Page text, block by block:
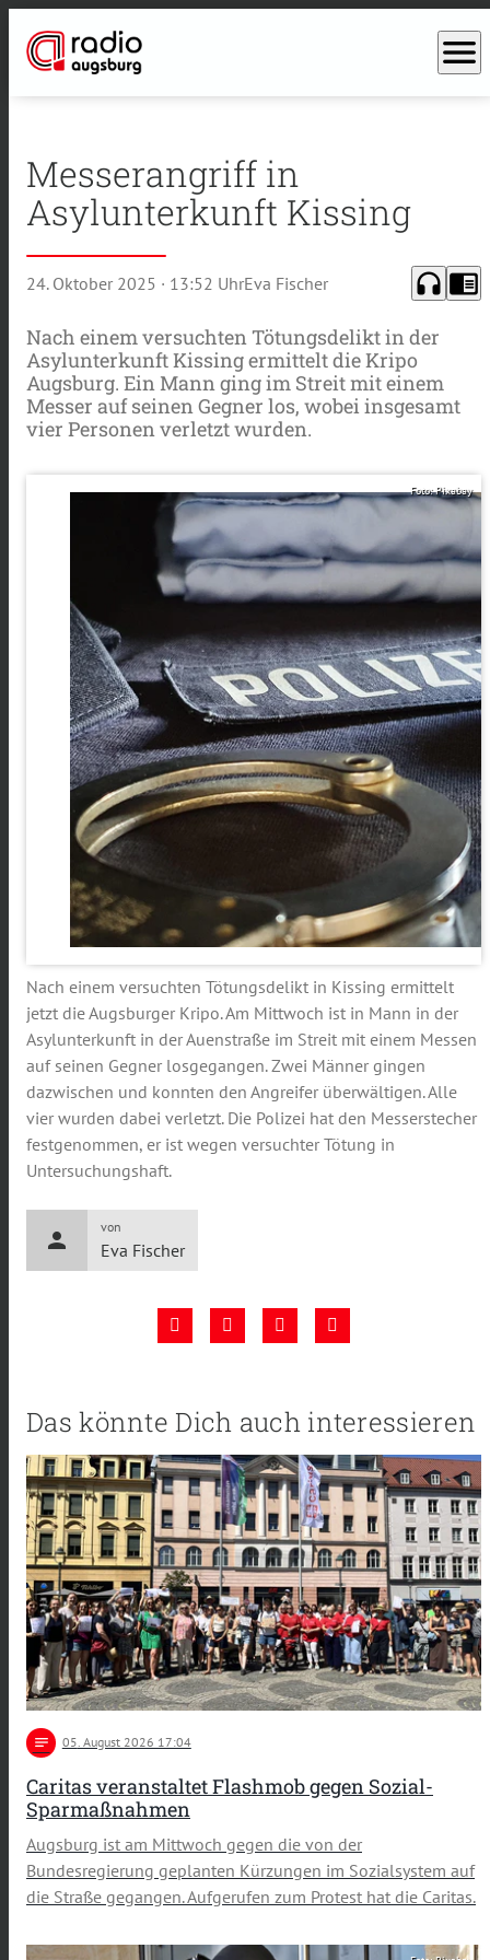
menu
Messerangriff in
Asylunterkunft Kissing
24. Oktober 2025 · 13:52 UhrEva Fischer headphones chrome_reader_mode
Nach einem versuchten Tötungsdelikt in der
Asylunterkunft Kissing ermittelt die Kripo
Augsburg. Ein Mann ging im Streit mit einem
Messer auf seinen Gegner los, wobei insgesamt
vier Personen verletzt wurden.
Foto: Pixabay
Nach einem versuchten Tötungsdelikt in Kissing ermittelt
jetzt die Augsburger Kripo. Am Mittwoch ist in Mann in der
Asylunterkunft in der Auenstraße im Streit mit einem Messen
auf seinen Gegner losgegangen. Zwei Männer gingen
dazwischen und konnten den Angreifer überwältigen. Alle
vier wurden dabei verletzt. Die Polizei hat den Messerstecher
festgenommen, er ist wegen versuchter Tötung in
Untersuchungshaft.
person
von
Eva Fischer
Das könnte Dich auch interessieren
notes 05. August 2026 17:04
Caritas veranstaltet Flashmob gegen Sozial-
Sparmaßnahmen
Augsburg ist am Mittwoch gegen die von der
Bundesregierung geplanten Kürzungen im Sozialsystem auf
die Straße gegangen. Aufgerufen zum Protest hat die Caritas.